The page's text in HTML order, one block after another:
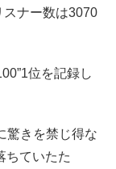
スナー数は3070
位を記録し
驚きを禁じ得な
ちていたた